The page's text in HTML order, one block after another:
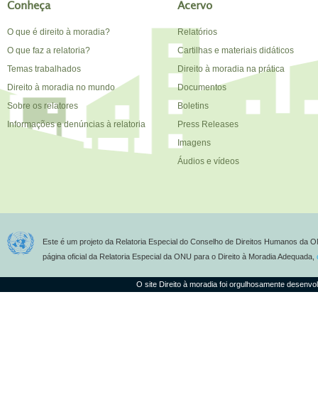
Conheça
O que é direito à moradia?
O que faz a relatoria?
Temas trabalhados
Direito à moradia no mundo
Sobre os relatores
Informações e denúncias à relatoria
Acervo
Relatórios
Cartilhas e materiais didáticos
Direito à moradia na prática
Documentos
Boletins
Press Releases
Imagens
Áudios e vídeos
Este é um projeto da Relatoria Especial do Conselho de Direitos Humanos da
página oficial da Relatoria Especial da ONU para o Direito à Moradia Adequada,
O site Direito à moradia foi orgulhosamente